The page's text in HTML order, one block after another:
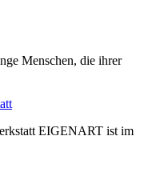
Menschen, die ihrer
EIGENART ist im